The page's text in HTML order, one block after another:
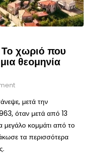
Το χωριό που
θεομηνία
μετά την
όταν μετά από 13
κομμάτι από το
τα περισσότερα